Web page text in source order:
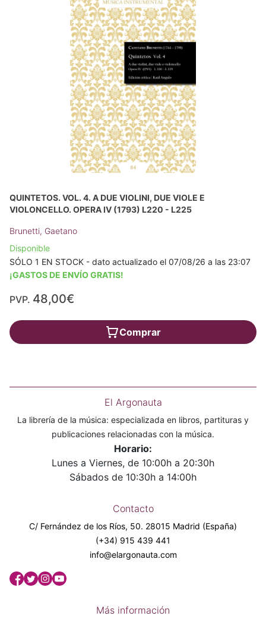
QUINTETOS. VOL. 4. A DUE VIOLINI, DUE VIOLE E
VIOLONCELLO. OPERA IV (1793) L220 - L225
Brunetti, Gaetano
Disponible
SÓLO 1 EN STOCK - dato actualizado el 07/08/26 a las 23:07
¡GASTOS DE ENVÍO GRATIS!
PVP. 48,00€
Comprar
El Argonauta
La librería de la música: especializada en libros, partituras y
publicaciones relacionadas con la música.
Horario:
Lunes a Viernes, de 10:00h a 20:30h
Sábados de 10:30h a 14:00h
Contacto
C/ Fernández de los Ríos, 50. 28015 Madrid (España)
(+34) 915 439 441
info@elargonauta.com
Más información